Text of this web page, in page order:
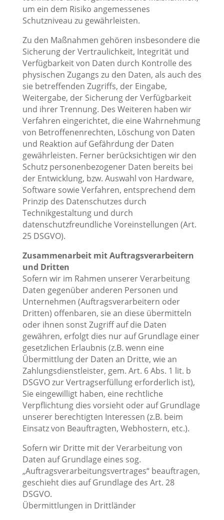
um ein dem Risiko angemessenes
Schutzniveau zu gewährleisten.
Zu den Maßnahmen gehören insbesondere die
Sicherung der Vertraulichkeit, Integrität und
Verfügbarkeit von Daten durch Kontrolle des
physischen Zugangs zu den Daten, als auch des
sie betreffenden Zugriffs, der Eingabe,
Weitergabe, der Sicherung der Verfügbarkeit
und ihrer Trennung. Des Weiteren haben wir
Verfahren eingerichtet, die eine Wahrnehmung
von Betroffenenrechten, Löschung von Daten
und Reaktion auf Gefährdung der Daten
gewährleisten. Ferner berücksichtigen wir den
Schutz personenbezogener Daten bereits bei
der Entwicklung, bzw. Auswahl von Hardware,
Software sowie Verfahren, entsprechend dem
Prinzip des Datenschutzes durch
Technikgestaltung und durch
datenschutzfreundliche Voreinstellungen (Art.
25 DSGVO).
Zusammenarbeit mit Auftragsverarbeitern
und Dritten
Sofern wir im Rahmen unserer Verarbeitung
Daten gegenüber anderen Personen und
Unternehmen (Auftragsverarbeitern oder
Dritten) offenbaren, sie an diese übermitteln
oder ihnen sonst Zugriff auf die Daten
gewähren, erfolgt dies nur auf Grundlage einer
gesetzlichen Erlaubnis (z.B. wenn eine
Übermittlung der Daten an Dritte, wie an
Zahlungsdienstleister, gem. Art. 6 Abs. 1 lit. b
DSGVO zur Vertragserfüllung erforderlich ist),
Sie eingewilligt haben, eine rechtliche
Verpflichtung dies vorsieht oder auf Grundlage
unserer berechtigten Interessen (z.B. beim
Einsatz von Beauftragten, Webhostern, etc.).
Sofern wir Dritte mit der Verarbeitung von
Daten auf Grundlage eines sog.
„Auftragsverarbeitungsvertrages“ beauftragen,
geschieht dies auf Grundlage des Art. 28
DSGVO.
Übermittlungen in Drittländer